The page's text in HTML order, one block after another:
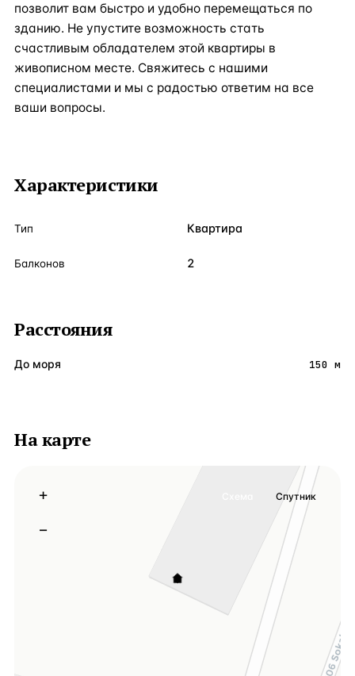
позволит вам быстро и удобно перемещаться по
зданию. Не упустите возможность стать
счастливым обладателем этой квартиры в
живописном месте. Свяжитесь с нашими
специалистами и мы с радостью ответим на все
ваши вопросы.
Характеристики
Тип Квартира
Балконов 2
Расстояния
До моря 150 м
На карте
+
−
Спутник